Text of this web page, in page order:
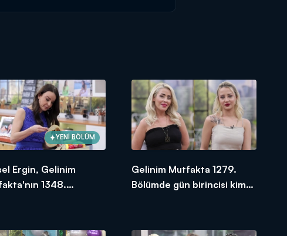
YENİ BÖLÜM
Ergin, Gelinim
1348.
Gelinim Mutfakta 1279.
Bölümde gün birincisi kim